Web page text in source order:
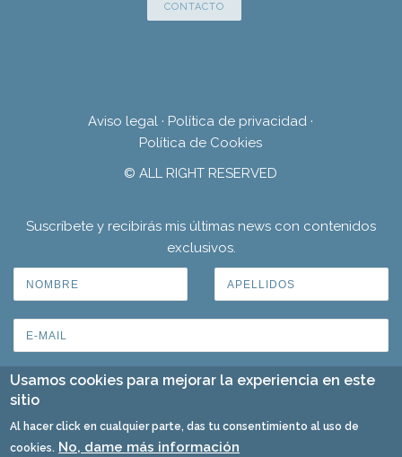
CONTACTO
Aviso legal · Política de privacidad ·
Política de Cookies
© ALL RIGHT RESERVED
Suscríbete y recibirás mis últimas news con contenidos
exclusivos.
Usamos cookies para mejorar la experiencia en este
sitio
Al hacer click en cualquier parte, das tu consentimiento al uso de
cookies. No, dame más información